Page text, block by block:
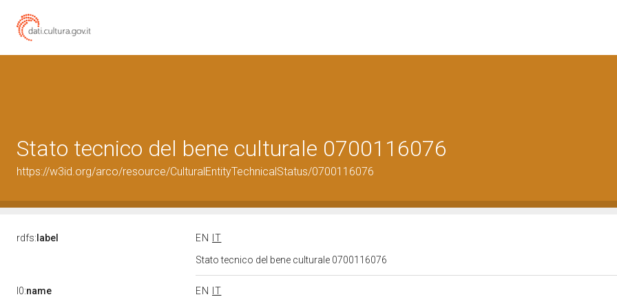
Stato tecnico del bene culturale 0700116076
https://w3id.org/arco/resource/CulturalEntityTechnicalStatus/0700116076
rdfs: label EN
IT
Stato tecnico del bene culturale 0700116076
l0:name EN
IT